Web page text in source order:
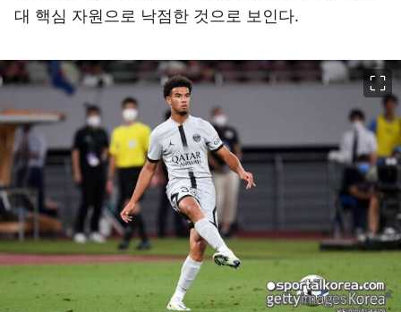
대 핵심 자원으로 낙점한 것으로 보인다.